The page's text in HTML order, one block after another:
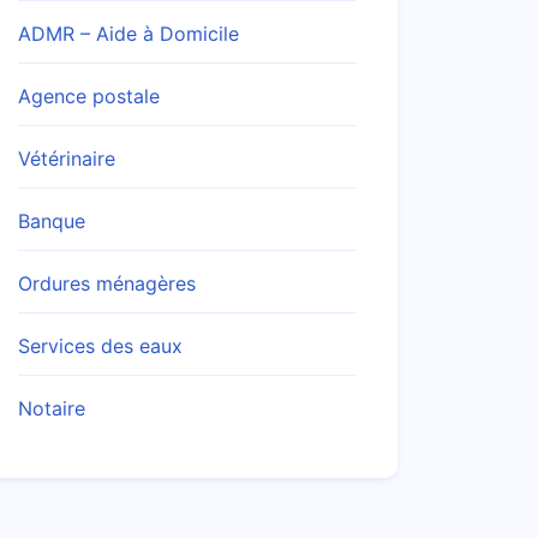
ADMR – Aide à Domicile
Agence postale
Vétérinaire
Banque
Ordures ménagères
Services des eaux
Notaire